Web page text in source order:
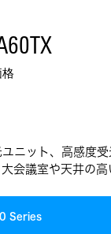
ニット、高感度
会議室や天井の高
Series